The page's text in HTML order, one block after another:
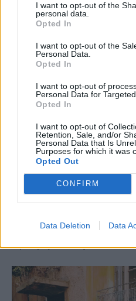
I want to opt-out of the
personal data.
Opted In
I want to opt-out of the
Personal Data.
Opted In
I want to opt-out of
Personal Data for
Opted In
I want to opt-out of
Retention, Sale, and/or
Personal Data that Is
Purposes for which it was
Opted Out
CONFIRM
Data Deletion Data
πίνακα και την
ρεαλισμού και της
– Ποιος είναι ο ρόλος
Γυθείου στη δημιουργία
Πώς αξιοποιήσατε τον
Θα δουλέψουμε στο
πριν από την παράσταση.
ενσωματωθούμε στο
τα φυσικά του